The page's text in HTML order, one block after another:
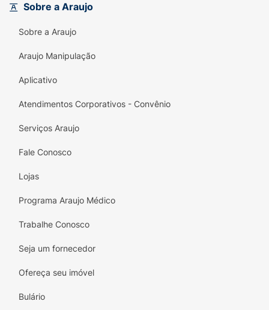
Sobre a Araujo
Sobre a Araujo
Araujo Manipulação
Aplicativo
Atendimentos Corporativos - Convênio
Serviços Araujo
Fale Conosco
Lojas
Programa Araujo Médico
Trabalhe Conosco
Seja um fornecedor
Ofereça seu imóvel
Bulário